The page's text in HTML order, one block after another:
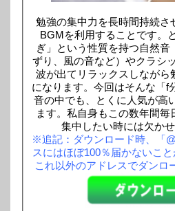
勉強の集中力を長時間持続さ
BGMを利用することです。
ぎ」という性質を持つ自然音
ずり、風の音など）やクラシ
波が出てリラックスしながら
になります。今回はそんな「f
音の中でも、とくに人気が高
ます。私自身もこの数年間毎
集中したい時には欠かせ
※追記：ダウンロード時、「
スにはほぼ100％届かないこと
これ以外のアドレスでダンロ